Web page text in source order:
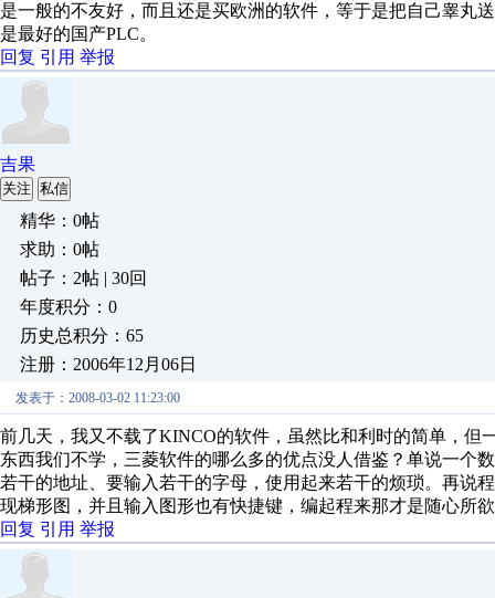
是一般的不友好，而且还是买欧洲的软件，等于是把自己睾丸
是最好的国产PLC。
回复 引用 举报
吉果
关注 私信
精华：0帖
求助：0帖
帖子：2帖 | 30回
年度积分：0
历史总积分：65
注册：2006年12月06日
发表于：2008-03-02 11:23:00
前几天，我又不载了KINCO的软件，虽然比和利时的简单，
东西我们不学，三菱软件的哪么多的优点没人借鉴？单说一个
若干的地址、要输入若干的字母，使用起来若干的烦琐。再说
现梯形图，并且输入图形也有快捷键，编起程来那才是随心所
回复 引用 举报